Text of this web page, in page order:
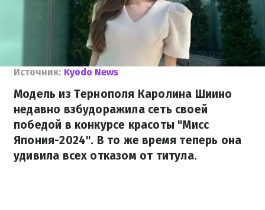
Источник: Kyodo News
Модель из Тернополя Каролина Шиино
недавно взбудоражила сеть своей
победой в конкурсе красоты "Мисс
Япония-2024". В то же время теперь она
удивила всех отказом от титула.